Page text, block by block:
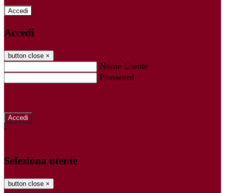
Accedi
Accedi
button close ×
Nome Utente
Password
-
Seleziona utente
button close ×